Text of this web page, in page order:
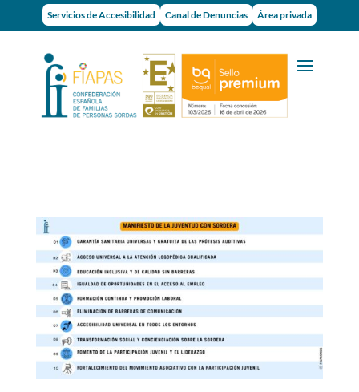
Servicios de Accesibilidad Canal de Denuncias Área privada